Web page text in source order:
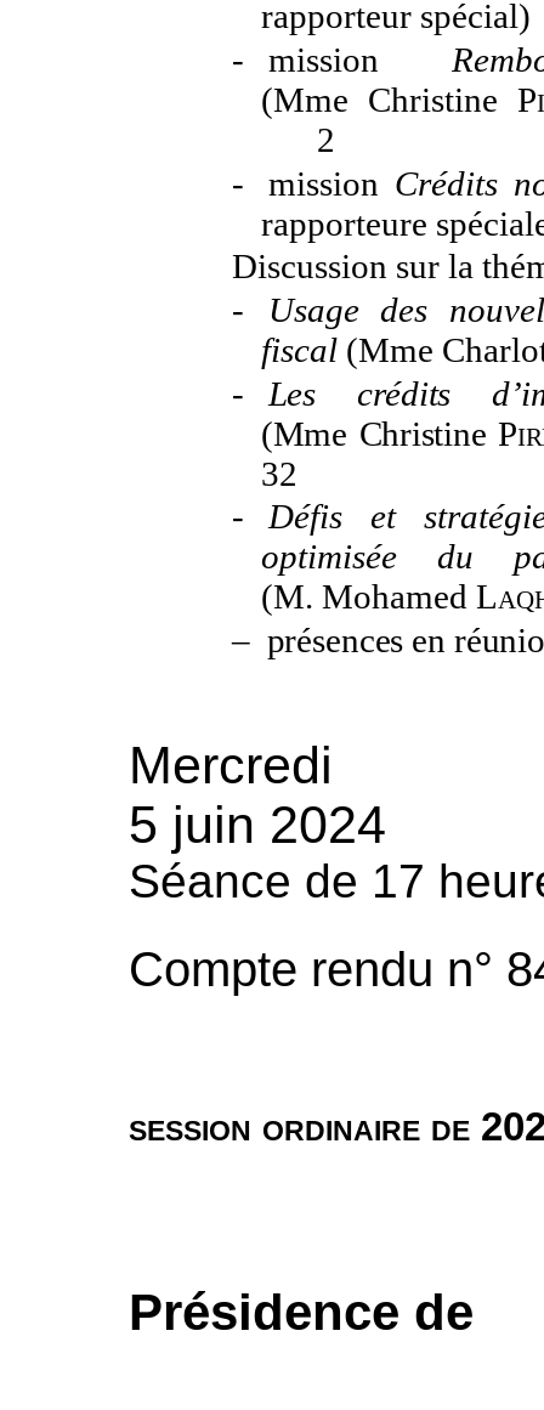
rapporteur spécial)
-
mission
(Mme Christine
2
-
mission Crédits
rapporteure
Discussion sur la
-
Usage des
fiscal (Mme
-
Les crédits
(Mme Christine
32
-
Défis et
optimisée du
(M. Mohamed
– présences en
Mercredi
5 juin 2024
Séance de 17
Compte rendu n°
session ordinaire de
Présidence de